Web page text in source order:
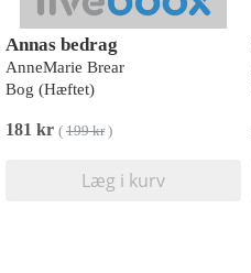
Annas bedrag
AnneMarie Brear
Bog (Hæftet)
181 kr ( 199 kr)
Læg i kurv